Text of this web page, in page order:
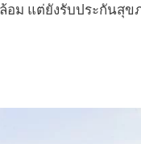
อม แต่ยังรับประกันสุ